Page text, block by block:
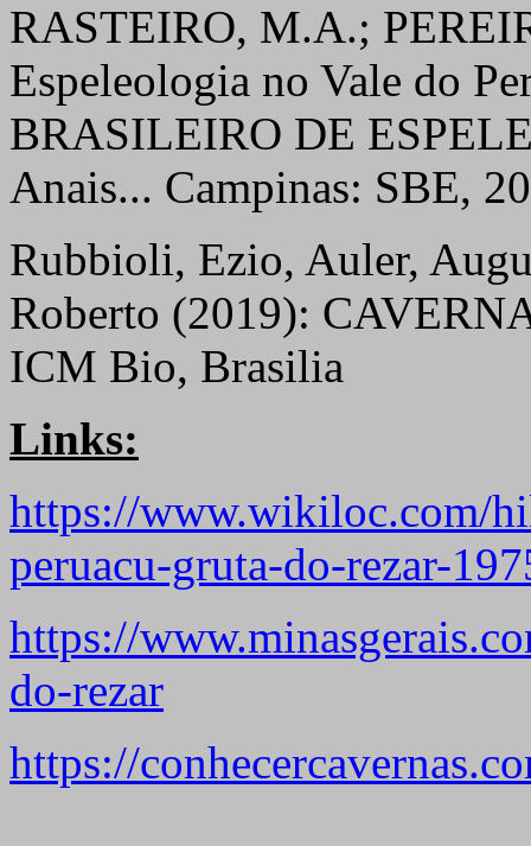
RASTEIRO, M.A.;
Espeleologia no Vale do
BRASILEIRO DE
Anais... Campinas: SBE,
Rubbioli, Ezio, Auler,
Roberto (2019):
ICM Bio, Brasilia
Links:
https://www.wikiloc.com/
peruacu-gruta-do-rezar-
https://
do-rezar
https://